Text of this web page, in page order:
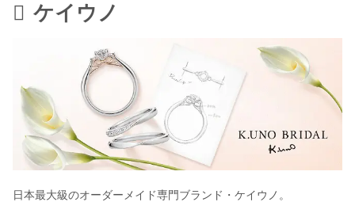
ケイウノ
日本最大級のオーダーメイド専門ブランド・ケイウノ。